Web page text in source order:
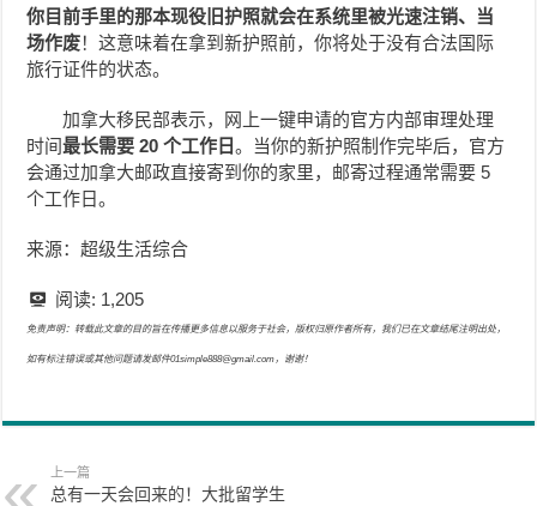
你目前手里的那本现役旧护照就会在系统里被光速注销、当
场作废！这意味着在拿到新护照前，你将处于没有合法国际
旅行证件的状态。
加拿大移民部表示，网上一键申请的官方内部审理处理
时间最长需要 20 个工作日。当你的新护照制作完毕后，官方
会通过加拿大邮政直接寄到你的家里，邮寄过程通常需要 5
个工作日。
来源：超级生活综合
阅读: 1,205
免责声明：转载此文章的目的旨在传播更多信息以服务于社会，版权归原作者所有，我们已在文章结尾注明出处，
如有标注错误或其他问题请发邮件01simple888@gmail.com，谢谢！
上一篇
总有一天会回来的！大批留学生